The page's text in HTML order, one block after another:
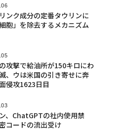
ンク成分の定番タウリンに
細胞」を除去するメカニズム
攻撃で給油所が150キロにわ
、ウは米国の引き寄せに奔
侵攻1623日目
、ChatGPTの社内使用禁
コードの流出受け